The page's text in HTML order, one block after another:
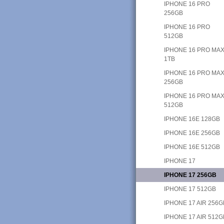
IPHONE 16 PRO
256GB
IPHONE 16 PRO
512GB
IPHONE 16 PRO MAX
1TB
IPHONE 16 PRO MAX
256GB
IPHONE 16 PRO MAX
512GB
IPHONE 16E 128GB
IPHONE 16E 256GB
IPHONE 16E 512GB
IPHONE 17
IPHONE 17 256GB
IPHONE 17 512GB
IPHONE 17 AIR
IPHONE 17 AIR